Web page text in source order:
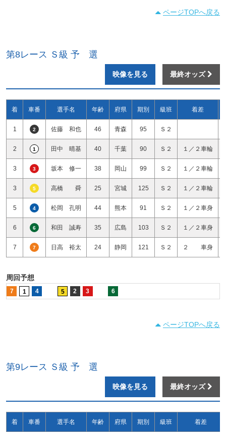
ページTOPへ戻る
第8レース Ｓ級 予 選
映像を見る 最終オッズ
着 車番 選手名 年齢 府県 期別 級班 着差
1 2 佐藤 和也 46 青森 95 Ｓ２
2 1 田中 晴基 40 千葉 90 Ｓ２ １／２車輪
3 3 坂本 修一 38 岡山 99 Ｓ２ １／２車輪
3 5 高橋 舜 25 宮城 125 Ｓ２ １／２車輪
5 4 松岡 孔明 44 熊本 91 Ｓ２ １／２車身
6 6 和田 誠寿 35 広島 103 Ｓ２ １／２車身
7 7 日高 裕太 24 静岡 121 Ｓ２ ２ 車身
周回予想
7 1 4 5 2 3 6
ページTOPへ戻る
第9レース Ｓ級 予 選
映像を見る 最終オッズ
着 車番 選手名 年齢 府県 期別 級班 着差